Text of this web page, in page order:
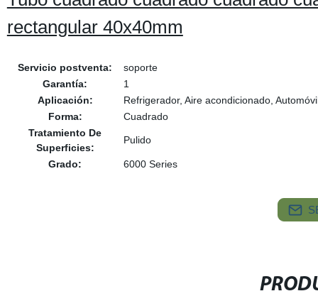
rectangular 40x40mm
Servicio postventa:
soporte
Garantía:
1
Aplicación:
Refrigerador, Aire acondicionado,
Forma:
Cuadrado
Tratamiento De
Superficies:
Pulido
Grado: 6000 Series